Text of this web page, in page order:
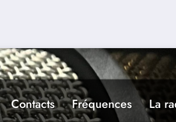
Contacts Fréquences La